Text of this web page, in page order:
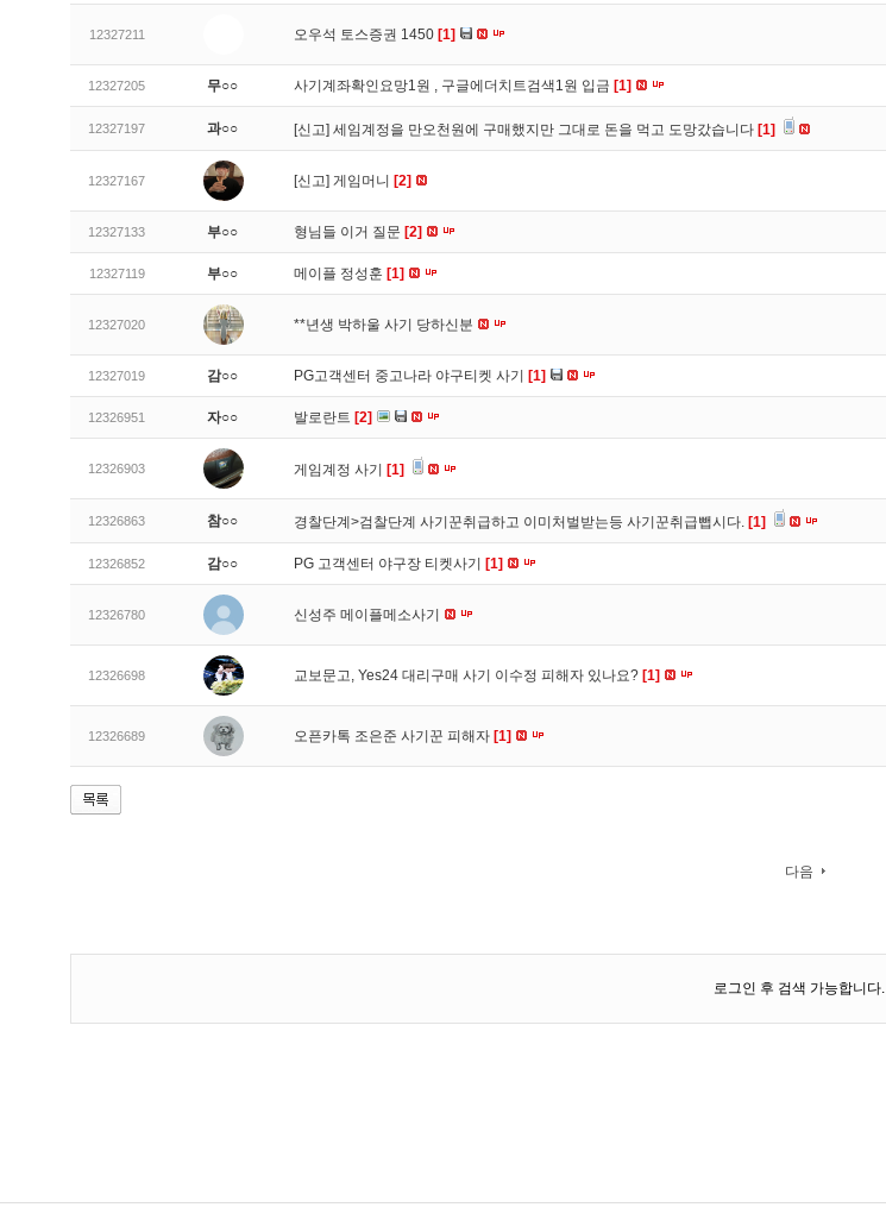
12327211 오우석 토스증권 1450 [1]
12327205 무○○ 사기계좌확인요망1원 , 구글에더치트검색1원 입금 [1]
12327197 과○○ [신고] 세임계정을 만오천원에 구매했지만 그대로 돈을 먹고 도망갔습니다 [1]
12327167 [신고] 게임머니 [2]
12327133 부○○ 형님들 이거 질문 [2]
12327119 부○○ 메이플 정성훈 [1]
12327020 **년생 박하울 사기 당하신분
12327019 감○○ PG고객센터 중고나라 야구티켓 사기 [1]
12326951 자○○ 발로란트 [2]
12326903 게임계정 사기 [1]
12326863 참○○ 경찰단계>검찰단계 사기꾼취급하고 이미처벌받는등 사기꾼취급뺍시다. [1]
12326852 감○○ PG 고객센터 야구장 티켓사기 [1]
12326780 신성주 메이플메소사기
12326698 교보문고, Yes24 대리구매 사기 이수정 피해자 있나요? [1]
12326689 오픈카톡 조은준 사기꾼 피해자 [1]
다음
로그인 후 검색 가능합니다.